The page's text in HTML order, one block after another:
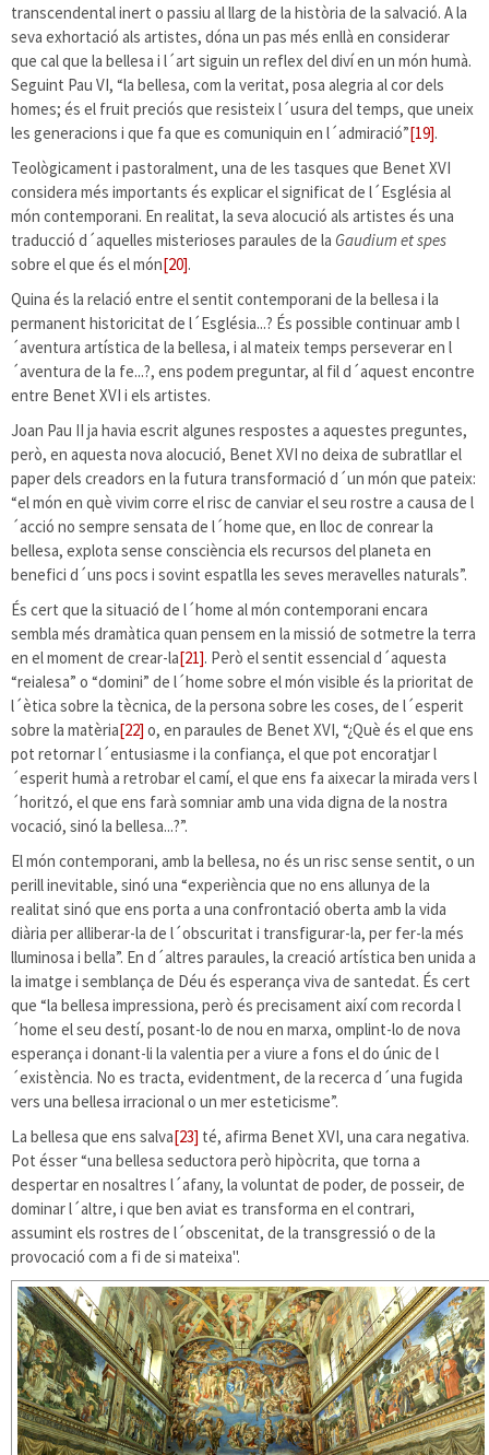
transcendental inert o passiu al llarg de la història de la salvació. A la
seva exhortació als artistes, dóna un pas més enllà en considerar
que cal que la bellesa i l´art siguin un reflex del diví en un món humà.
Seguint Pau VI, “la bellesa, com la veritat, posa alegria al cor dels
homes; és el fruit preciós que resisteix l´usura del temps, que uneix
les generacions i que fa que es comuniquin en l´admiració”[19].
Teològicament i pastoralment, una de les tasques que Benet XVI
considera més importants és explicar el significat de l´Església al
món contemporani. En realitat, la seva alocució als artistes és una
traducció d´aquelles misterioses paraules de la Gaudium et spes
sobre el que és el món[20].
Quina és la relació entre el sentit contemporani de la bellesa i la
permanent historicitat de l´Església...? És possible continuar amb l
´aventura artística de la bellesa, i al mateix temps perseverar en l
´aventura de la fe...?, ens podem preguntar, al fil d´aquest encontre
entre Benet XVI i els artistes.
Joan Pau II ja havia escrit algunes respostes a aquestes preguntes,
però, en aquesta nova alocució, Benet XVI no deixa de subratllar el
paper dels creadors en la futura transformació d´un món que pateix:
“el món en què vivim corre el risc de canviar el seu rostre a causa de l
´acció no sempre sensata de l´home que, en lloc de conrear la
bellesa, explota sense consciència els recursos del planeta en
benefici d´uns pocs i sovint espatlla les seves meravelles naturals”.
És cert que la situació de l´home al món contemporani encara
sembla més dramàtica quan pensem en la missió de sotmetre la terra
en el moment de crear-la[21]. Però el sentit essencial d´aquesta
“reialesa” o “domini” de l´home sobre el món visible és la prioritat de
l´ètica sobre la tècnica, de la persona sobre les coses, de l´esperit
sobre la matèria[22] o, en paraules de Benet XVI, “¿Què és el que ens
pot retornar l´entusiasme i la confiança, el que pot encoratjar l
´esperit humà a retrobar el camí, el que ens fa aixecar la mirada vers l
´horitzó, el que ens farà somniar amb una vida digna de la nostra
vocació, sinó la bellesa...?”.
El món contemporani, amb la bellesa, no és un risc sense sentit, o un
perill inevitable, sinó una “experiència que no ens allunya de la
realitat sinó que ens porta a una confrontació oberta amb la vida
diària per alliberar-la de l´obscuritat i transfigurar-la, per fer-la més
lluminosa i bella”. En d´altres paraules, la creació artística ben unida a
la imatge i semblança de Déu és esperança viva de santedat. És cert
que “la bellesa impressiona, però és precisament així com recorda l
´home el seu destí, posant-lo de nou en marxa, omplint-lo de nova
esperança i donant-li la valentia per a viure a fons el do únic de l
´existència. No es tracta, evidentment, de la recerca d´una fugida
vers una bellesa irracional o un mer esteticisme”.
La bellesa que ens salva[23] té, afirma Benet XVI, una cara negativa.
Pot ésser “una bellesa seductora però hipòcrita, que torna a
despertar en nosaltres l´afany, la voluntat de poder, de posseir, de
dominar l´altre, i que ben aviat es transforma en el contrari,
assumint els rostres de l´obscenitat, de la transgressió o de la
provocació com a fi de si mateixa".